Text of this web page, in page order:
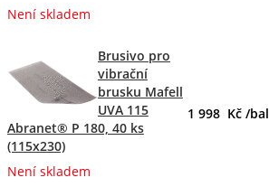
Není skladem
Brusivo pro
vibrační
brusku Mafell
UVA 115
Abranet® P 180, 40 ks
(115x230)
Není skladem
1 998 Kč /bal